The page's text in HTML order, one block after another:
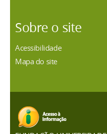
Sobre o site
Acessibilidade
Mapa do site